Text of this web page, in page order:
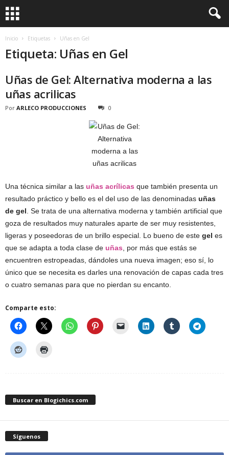
Inicio Etiquetas Uñas en Gel
Etiqueta: Uñas en Gel
Uñas de Gel: Alternativa moderna a las
uñas acrilicas
Por ARLECO PRODUCCIONES 0
Una técnica similar a las uñas acrílicas que también presenta un
resultado práctico y bello es el del uso de las denominadas uñas
de gel . Se trata de una alternativa moderna y también artificial que
goza de resultados muy naturales aparte de ser muy resistentes,
ligeras y poseedoras de un brillo especial. Lo bueno de este gel es
que se adapta a toda clase de uñas , por más que estás se
encuentren estropeadas, dándoles una nueva imagen; eso sí, lo
único que se necesita es darles una renovación de capas cada tres
o cuatro semanas para que no pierdan su encanto.
Comparte esto:
Buscar en Blogichics.com
Síguenos